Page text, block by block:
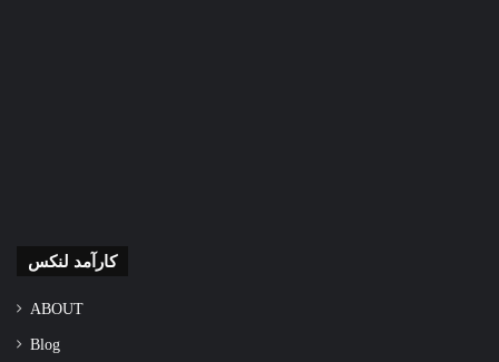
کارآمد لنکس
ABOUT
Blog